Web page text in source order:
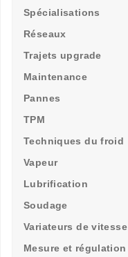
Spécialisations
Réseaux
Trajets upgrade
Maintenance
Pannes
TPM
Techniques du froid
Vapeur
Lubrification
Soudage
Variateurs de vitesse
Mesure et régulation